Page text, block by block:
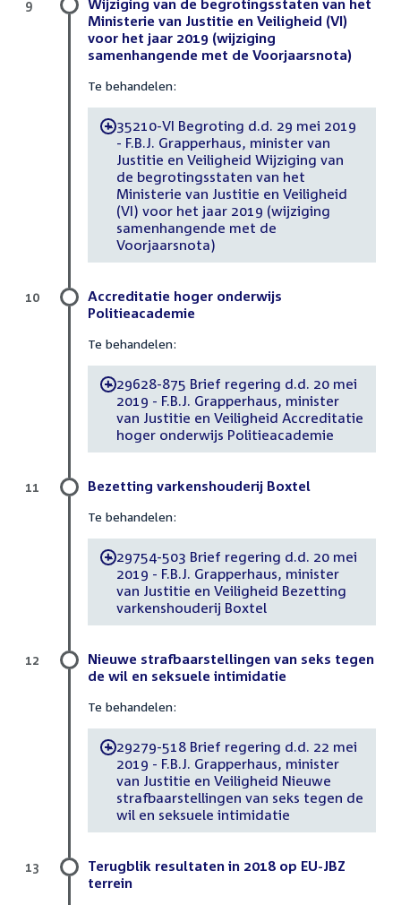
Wijziging van de begrotingsstaten van het
Ministerie van Justitie en Veiligheid (VI)
voor het jaar 2019 (wijziging
samenhangende met de Voorjaarsnota)
Te behandelen:
-35210-VI Begroting d.d. 29 mei 2019
- F.B.J. Grapperhaus, minister van
Justitie en Veiligheid Wijziging van
de begrotingsstaten van het
Ministerie van Justitie en Veiligheid
(VI) voor het jaar 2019 (wijziging
samenhangende met de
Voorjaarsnota)
9
Accreditatie hoger onderwijs
Politieacademie
Te behandelen:
-29628-875 Brief regering d.d. 20 mei
2019 - F.B.J. Grapperhaus, minister
van Justitie en Veiligheid Accreditatie
hoger onderwijs Politieacademie
10
Bezetting varkenshouderij Boxtel
Te behandelen:
-29754-503 Brief regering d.d. 20 mei
2019 - F.B.J. Grapperhaus, minister
van Justitie en Veiligheid Bezetting
varkenshouderij Boxtel
11
Nieuwe strafbaarstellingen van seks tegen
de wil en seksuele intimidatie
Te behandelen:
-29279-518 Brief regering d.d. 22 mei
2019 - F.B.J. Grapperhaus, minister
van Justitie en Veiligheid Nieuwe
strafbaarstellingen van seks tegen de
wil en seksuele intimidatie
12
Terugblik resultaten in 2018 op EU-JBZ
terrein
13